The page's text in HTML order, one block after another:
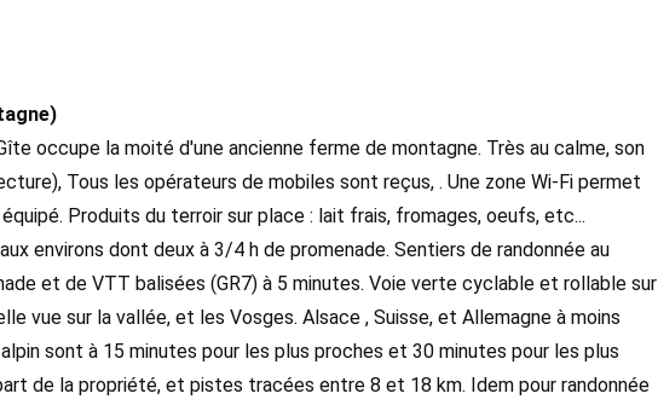
occupe la moité d'une ancienne ferme de montagne. Très au calme, son
Tous les opérateurs de mobiles sont reçus, . Une zone Wi-Fi permet
Produits du terroir sur place : lait frais, fromages, oeufs, etc...
environs dont deux à 3/4 h de promenade. Sentiers de randonnée au
et de VTT balisées (GR7) à 5 minutes. Voie verte cyclable et rollable sur
vue sur la vallée, et les Vosges. Alsace , Suisse, et Allemagne à moins
sont à 15 minutes pour les plus proches et 30 minutes pour les plus
de la propriété, et pistes tracées entre 8 et 18 km. Idem pour randonnée